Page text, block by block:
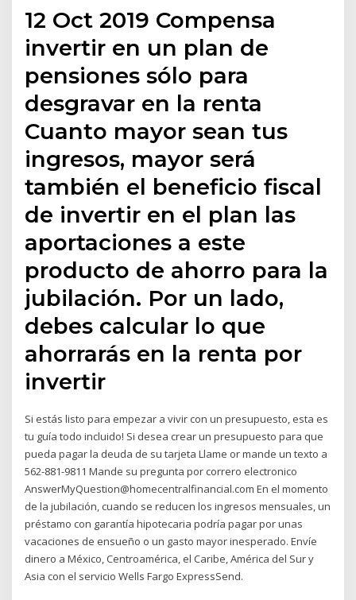
12 Oct 2019 Compensa
invertir en un plan de
pensiones sólo para
desgravar en la renta
Cuanto mayor sean tus
ingresos, mayor será
también el beneficio fiscal
de invertir en el plan las
aportaciones a este
producto de ahorro para la
jubilación. Por un lado,
debes calcular lo que
ahorrarás en la renta por
invertir
Si estás listo para empezar a vivir con un presupuesto, esta es
tu guía todo incluido! Si desea crear un presupuesto para que
pueda pagar la deuda de su tarjeta Llame or mande un texto a
562-881-9811 Mande su pregunta por correro electronico
AnswerMyQuestion@homecentralfinancial.com En el momento
de la jubilación, cuando se reducen los ingresos mensuales, un
préstamo con garantía hipotecaria podría pagar por unas
vacaciones de ensueño o un gasto mayor inesperado. Envíe
dinero a México, Centroamérica, el Caribe, América del Sur y
Asia con el servicio Wells Fargo ExpressSend.